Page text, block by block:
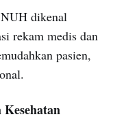
dikenal
rekam medis dan
pasien,